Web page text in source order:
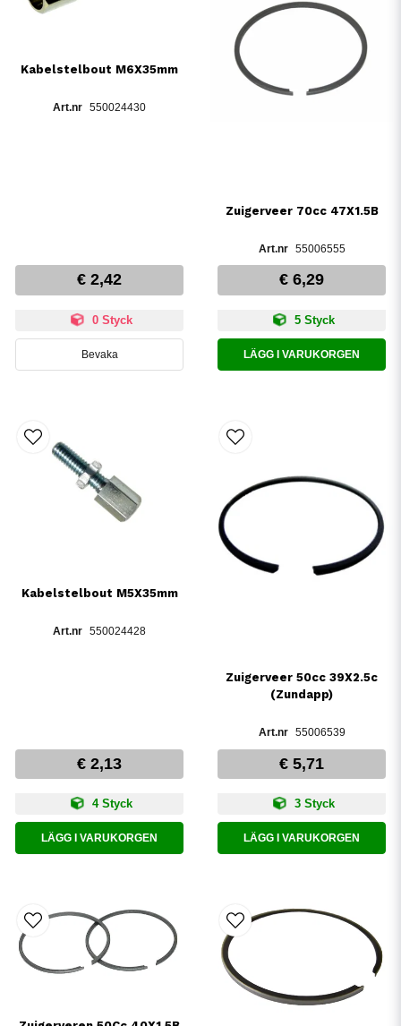
Kabelstelbout M6X35mm
550024430
€ 2,42
0 Styck
Bevaka
Zuigerveer 70cc 47X1.5B
55006555
€ 6,29
5 Styck
LÄGG I VARUKORGEN
Kabelstelbout M5X35mm
550024428
€ 2,13
4 Styck
LÄGG I VARUKORGEN
Zuigerveer 50cc 39X2.5c
(Zundapp)
55006539
€ 5,71
3 Styck
LÄGG I VARUKORGEN